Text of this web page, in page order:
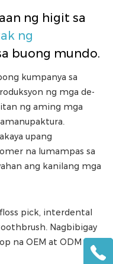
ng higit sa
ng
buong mundo.
kumpanya sa
ng mga de-
ng aming mga
upang
na lumampas sa
ang kanilang mga
floss pick, interdental
. Nagbibigay
na OEM at ODM